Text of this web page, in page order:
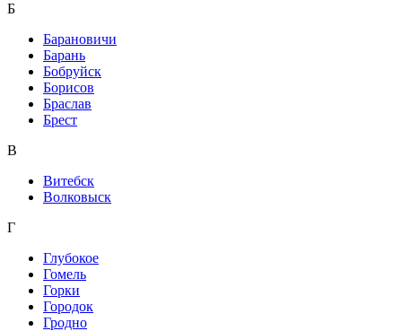
Б
Барановичи
Барань
Бобруйск
Борисов
Браслав
Брест
В
Витебск
Волковыск
Г
Глубокое
Гомель
Горки
Городок
Гродно